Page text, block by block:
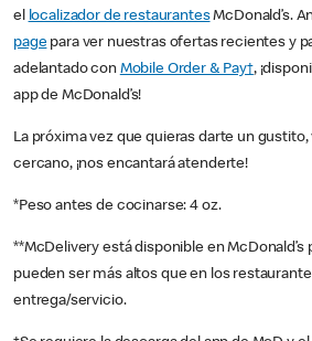
el localizador de restaurantesMcDonald’s.
pagepara ver nuestras ofertas recientes y
adelantado con Mobile Order & Pay†,
app de McDonald’s!
La próxima vez que quieras darte un gustito,
cercano, ¡nos encantará atenderte!
*Peso antes de cocinarse: 4 oz.
**McDelivery está disponible en
pueden ser más altos que en los
entrega/servicio.